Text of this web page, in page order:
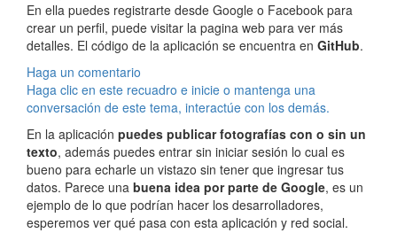
En ella puedes registrarte desde Google o Facebook para
crear un perfil, puede visitar la pagina web para ver más
detalles. El código de la aplicación se encuentra en GitHub.
Haga un comentario
Haga clic en este recuadro e inicie o mantenga una
conversación de este tema, interactúe con los demás.
En la aplicación puedes publicar fotografías con o sin un
texto, además puedes entrar sin iniciar sesión lo cual es
bueno para echarle un vistazo sin tener que ingresar tus
datos. Parece una buena idea por parte de Google, es un
ejemplo de lo que podrían hacer los desarrolladores,
esperemos ver qué pasa con esta aplicación y red social.